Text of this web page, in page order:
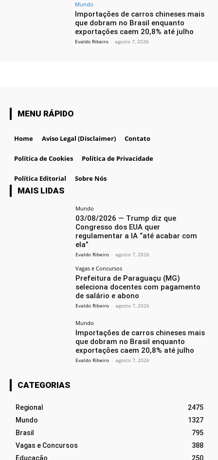
Mundo
Importações de carros chineses mais
que dobram no Brasil enquanto
exportações caem 20,8% até julho
Evaldo Ribeiro - agosto 7, 2026
MENU RÁPIDO
Home Aviso Legal (Disclaimer) Contato
Política de Cookies Política de Privacidade
Política Editorial Sobre Nós
MAIS LIDAS
Mundo
03/08/2026 — Trump diz que
Congresso dos EUA quer
regulamentar a IA “até acabar com
ela”
Evaldo Ribeiro - agosto 7, 2026
Vagas e Concursos
Prefeitura de Paraguaçu (MG)
seleciona docentes com pagamento
de salário e abono
Evaldo Ribeiro - agosto 7, 2026
Mundo
Importações de carros chineses mais
que dobram no Brasil enquanto
exportações caem 20,8% até julho
Evaldo Ribeiro - agosto 7, 2026
CATEGORIAS
Regional
2475
Mundo
1327
Brasil
795
Vagas e Concursos
388
Educação
250